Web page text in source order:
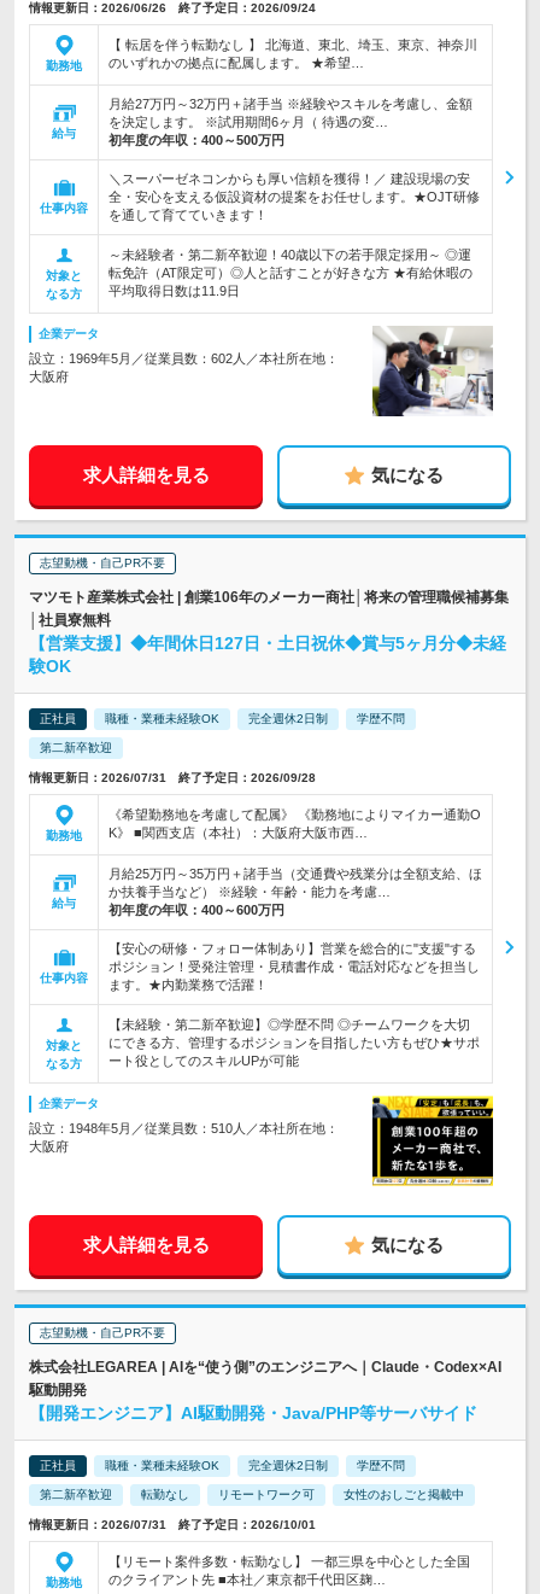
情報更新日：2026/06/26 終了予定日：2026/09/24
勤務地
【 転居を伴う転勤なし 】 北海道、東北、埼玉、東京、神奈川
のいずれかの拠点に配属します。 ★希望…
給与
月給27万円～32万円＋諸手当 ※経験やスキルを考慮し、金額
を決定します。 ※試用期間6ヶ月（ 待遇の変…
初年度の年収： 400～500万円
仕事内容
＼スーパーゼネコンからも厚い信頼を獲得！／ 建設現場の安
全・安心を支える仮設資材の提案をお任せします。★OJT研修
を通して育てていきます！
対象と
なる方
～未経験者・第二新卒歓迎！40歳以下の若手限定採用～ ◎運
転免許（AT限定可）◎人と話すことが好きな方 ★有給休暇の
平均取得日数は11.9日
企業データ
設立：1969年5月／従業員数：602人／本社所在地：
大阪府
求人詳細を見る 気になる
志望動機・自己PR不要
マツモト産業株式会社 | 創業106年のメーカー商社│将来の管理職候補募集
│社員寮無料
【営業支援】◆年間休日127日・土日祝休◆賞与5ヶ月分◆未経
験OK
正社員 職種・業種未経験OK 完全週休2日制 学歴不問
第二新卒歓迎
情報更新日：2026/07/31 終了予定日：2026/09/28
勤務地
《希望勤務地を考慮して配属》 《勤務地によりマイカー通勤O
K》 ■関西支店（本社）：大阪府大阪市西…
給与
月給25万円～35万円＋諸手当（交通費や残業分は全額支給、ほ
か扶養手当など） ※経験・年齢・能力を考慮…
初年度の年収： 400～600万円
仕事内容
【安心の研修・フォロー体制あり】営業を総合的に"支援"する
ポジション！受発注管理・見積書作成・電話対応などを担当し
ます。★内勤業務で活躍！
対象と
なる方
【未経験・第二新卒歓迎】◎学歴不問 ◎チームワークを大切
にできる方、管理するポジションを目指したい方もぜひ★サポ
ート役としてのスキルUPが可能
企業データ
設立：1948年5月／従業員数：510人／本社所在地：
大阪府
求人詳細を見る 気になる
志望動機・自己PR不要
株式会社LEGAREA | AIを“使う側”のエンジニアへ｜Claude・Codex×AI
駆動開発
【開発エンジニア】AI駆動開発・Java/PHP等サーバサイド
正社員 職種・業種未経験OK 完全週休2日制 学歴不問
第二新卒歓迎 転勤なし リモートワーク可 女性のおしごと掲載中
情報更新日：2026/07/31 終了予定日：2026/10/01
勤務地
【リモート案件多数・転勤なし】 一都三県を中心とした全国
のクライアント先 ■本社／東京都千代田区麹…